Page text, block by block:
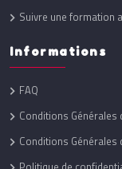
Suivre une formation
Informations
FAQ
Conditions Générales
Conditions Générales